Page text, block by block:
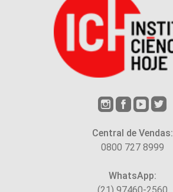
Central de Vendas:
0800 727 8999
WhatsApp: